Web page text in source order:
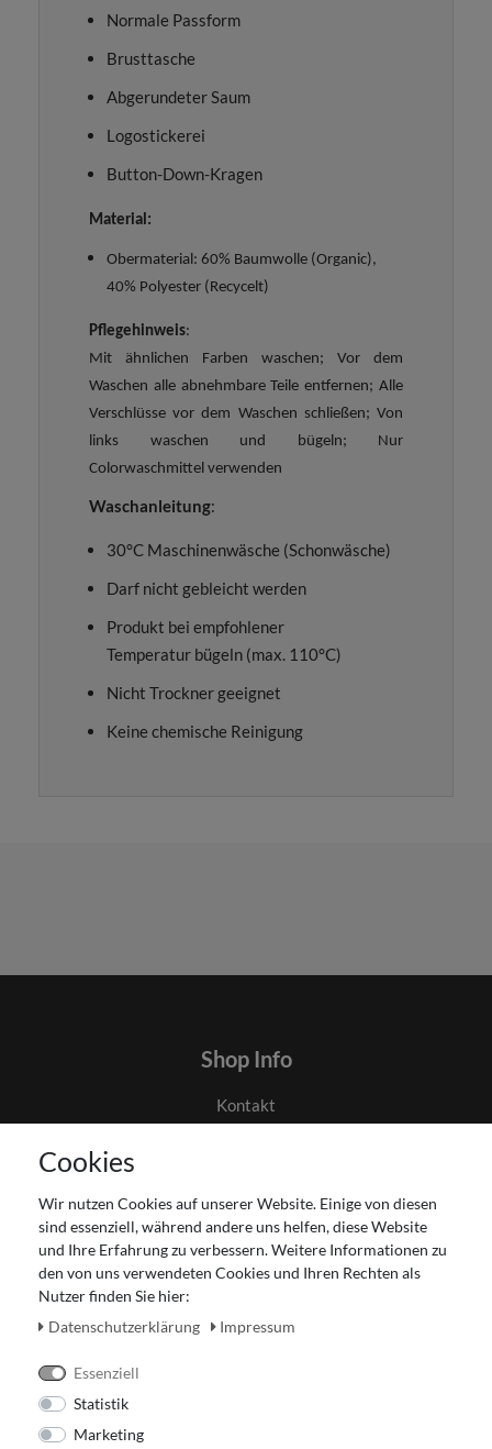
Normale Passform
Brusttasche
Abgerundeter Saum
Logostickerei
Button-Down-Kragen
Material:
Obermaterial: 60% Baumwolle (Organic),
40% Polyester (Recycelt)
Pflegehinweis:
Mit ähnlichen Farben waschen; Vor dem
Waschen alle abnehmbare Teile entfernen; Alle
Verschlüsse vor dem Waschen schließen; Von
links waschen und bügeln; Nur
Colorwaschmittel verwenden
Waschanleitung:
30°C Maschinenwäsche (Schonwäsche)
Darf nicht gebleicht werden
Produkt bei empfohlener
Temperatur bügeln (max. 110°C)
Nicht Trockner geeignet
Keine chemische Reinigung
Shop Info
Kontakt
Impressum
Widerrufsrecht
Zahlung und Versand
Unser Ladengeschäft
Cookies
Wir nutzen Cookies auf unserer Website. Einige von diesen
sind essenziell, während andere uns helfen, diese Website
und Ihre Erfahrung zu verbessern. Weitere Informationen zu
den von uns verwendeten Cookies und Ihren Rechten als
Nutzer finden Sie hier:
Daten­schutz­erklärung
Impressum
Essenziell
Statistik
Marketing